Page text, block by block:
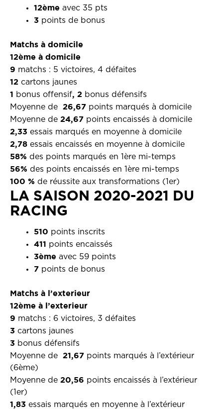
12ème avec 35 pts
3 points de bonus
Matchs à domicile
12ème à domicile
9 matchs : 5 victoires, 4 défaites
12 cartons jaunes
1 bonus offensif, 2 bonus défensifs
Moyenne de 26,67 points marqués à domicile
Moyenne de 24,67 points encaissés à domicile
2,33 essais marqués en moyenne à domicile
2,78 essais encaissés en moyenne à domicile
58% des points marqués en 1ère mi-temps
56% des points encaissés en 1ère mi-temps
100 % de réussite aux transformations (1er)
LA SAISON 2020-2021 DU
RACING
510 points inscrits
411 points encaissés
3ème avec 59 points
7 points de bonus
Matchs à l’exterieur
12ème à l’exterieur
9 matchs : 6 victoires, 3 défaites
3 cartons jaunes
3 bonus défensifs
Moyenne de 21,67 points marqués à l’extérieur
(6ème)
Moyenne de 20,56 points encaissés à l’extérieur
(1er)
1,83 essais marqués en moyenne à l’extérieur